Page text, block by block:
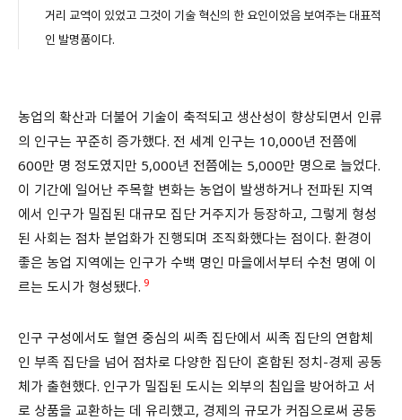
거리 교역이 있었고 그것이 기술 혁신의 한 요인이었음 보여주는 대표적
인 발명품이다.
농업의 확산과 더불어 기술이 축적되고 생산성이 향상되면서 인류
의 인구는 꾸준히 증가했다. 전 세계 인구는 10,000년 전쯤에
600만 명 정도였지만 5,000년 전쯤에는 5,000만 명으로 늘었다.
이 기간에 일어난 주목할 변화는 농업이 발생하거나 전파된 지역
에서 인구가 밀집된 대규모 집단 거주지가 등장하고, 그렇게 형성
된 사회는 점차 분업화가 진행되며 조직화했다는 점이다. 환경이
좋은 농업 지역에는 인구가 수백 명인 마을에서부터 수천 명에 이
르는 도시가 형성됐다. 9
인구 구성에서도 혈연 중심의 씨족 집단에서 씨족 집단의 연합체
인 부족 집단을 넘어 점차로 다양한 집단이 혼합된 정치-경제 공동
체가 출현했다. 인구가 밀집된 도시는 외부의 침입을 방어하고 서
로 상품을 교환하는 데 유리했고, 경제의 규모가 커짐으로써 공동